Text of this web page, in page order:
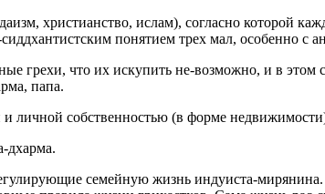
христианство, ислам), согласно которой
понятием трех мал, особенно с
грехи, что их искупить не-возможно, и в этом
папа.
собственностью (в форме
дхарма.
семейную жизнь индуиста-